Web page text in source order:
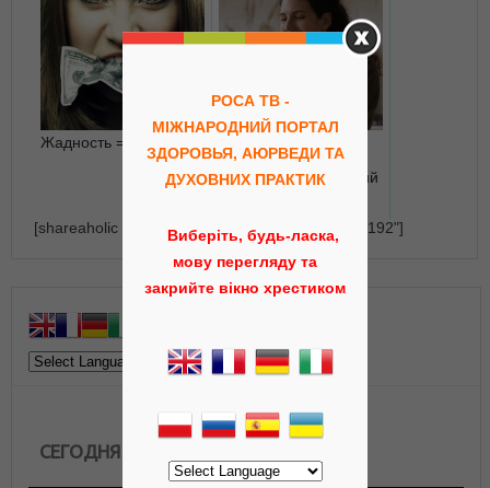
Жадность = бедность
онлайн»: есть ли
будущее у отношений
[shareaholic app="recommendations" id="23164192"]
СЕГОДНЯ В ЭФИРЕ
РОСА ТВ -
МІЖНАРОДНИЙ ПОРТАЛ
ЗДОРОВЬЯ, АЮРВЕДИ ТА
ДУХОВНИХ ПРАКТИК
Виберіть, будь-ласка,
мову перегляду та
закрийте вікно хрестиком